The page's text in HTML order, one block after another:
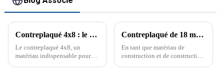
Contreplaqué 4x8 : le matériau essentiel pour chaque projet de construction
Le contreplaqué 4x8, un
matériau indispensable pour
Contreplaqué de 18 mm : un choix polyvalent et durable
En tant que matériau de
construction et de construction,